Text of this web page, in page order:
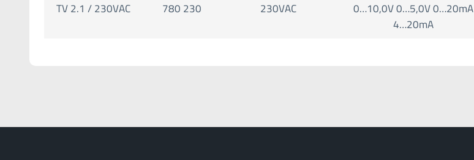
TV 2.1 / 230VAC 780 230 230VAC
0…10,0V 0…5,0V 0…20mA
4…20mA